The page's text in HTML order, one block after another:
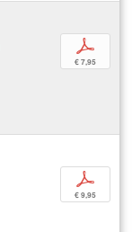
p
€ 7,95
p
€ 9,95